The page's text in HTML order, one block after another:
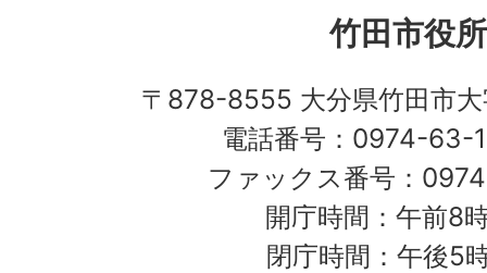
竹田市役所
〒878-8555 大分県竹田市
電話番号：0974-63-
ファックス番号：
開庁時間：午前8
閉庁時間：午後5